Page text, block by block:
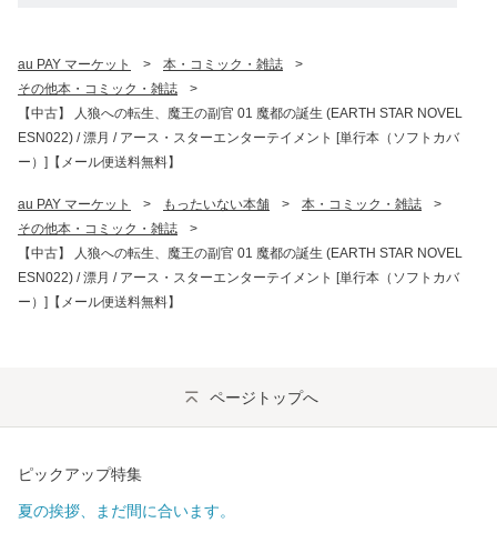
au PAY マーケット > 本・コミック・雑誌
>
その他本・コミック・雑誌
>
【中古】 人狼への転生、魔王の副官 01 魔都の誕生 (EARTH STAR NOVEL
ESN022) / 漂月 / アース・スターエンターテイメント [単行本（ソフトカバ
ー）]【メール便送料無料】
au PAY マーケット > もったいない本舗 > 本・コミック・雑誌
>
その他本・コミック・雑誌
>
【中古】 人狼への転生、魔王の副官 01 魔都の誕生 (EARTH STAR NOVEL
ESN022) / 漂月 / アース・スターエンターテイメント [単行本（ソフトカバ
ー）]【メール便送料無料】
ページトップへ
ピックアップ特集
夏の挨拶、まだ間に合います。